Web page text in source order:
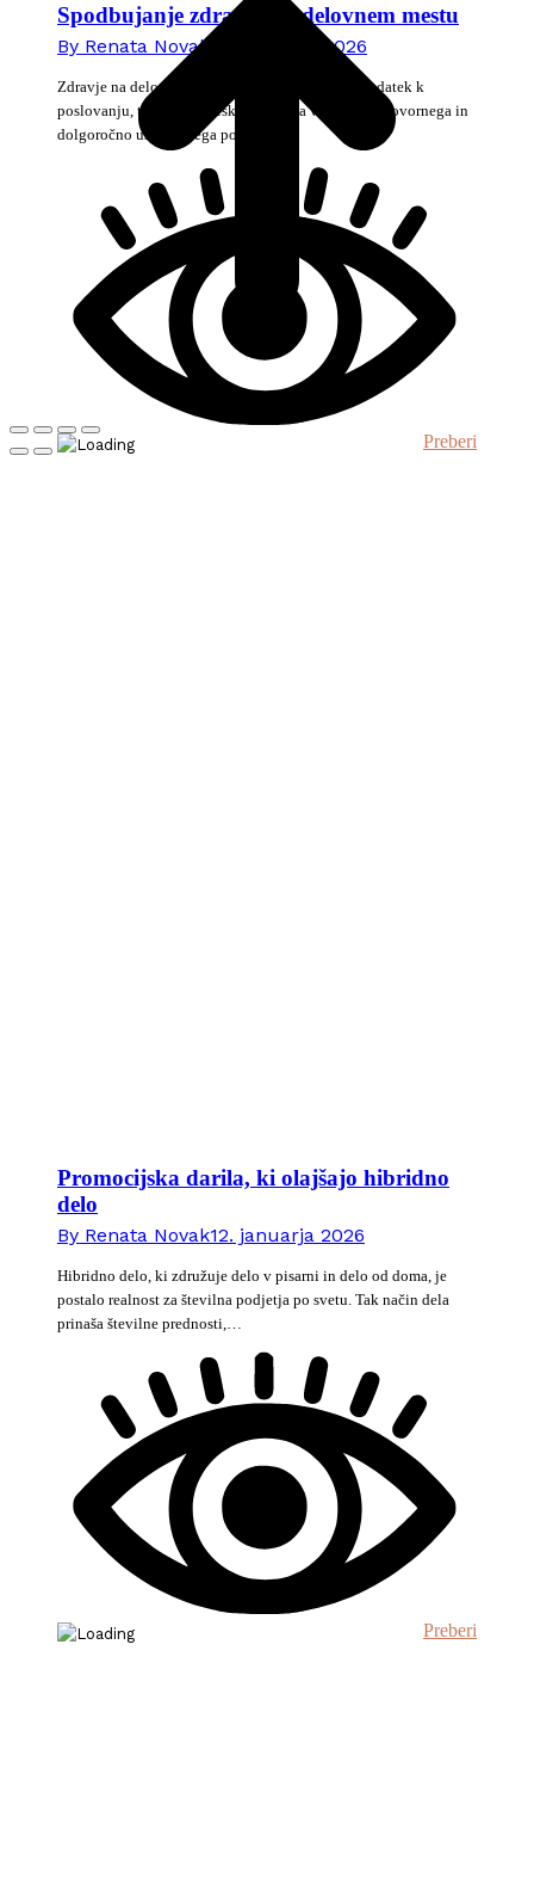
Spodbujanje zdravja na delovnem mestu
By Renata Novak 9. februarja 2026
Zdravje na delovnem mestu danes ni več zgolj dodatek k
poslovanju, temveč strateška prioriteta vsakega odgovornega in
dolgoročno usmerjenega podjetja.
Preberi
Promocijska darila, ki olajšajo hibridno
delo
By Renata Novak12. januarja 2026
Hibridno delo, ki združuje delo v pisarni in delo od doma, je
postalo realnost za številna podjetja po svetu. Tak način dela
prinaša številne prednosti,…
Preberi